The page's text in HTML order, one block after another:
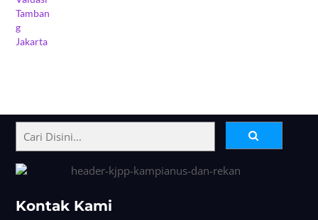
Back
To
Top
Kontak Kami